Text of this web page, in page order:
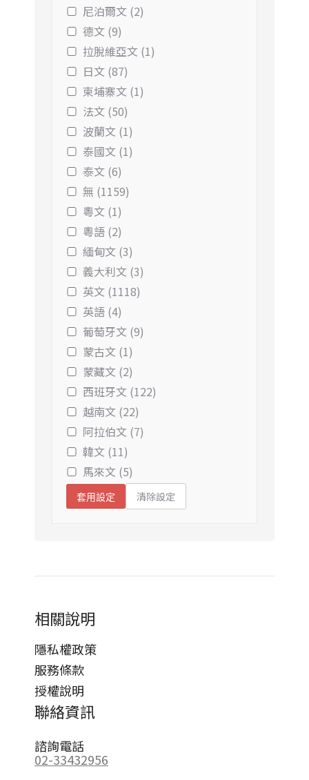
尼泊爾文 (2)
德文 (9)
拉脫維亞文 (1)
日文 (87)
柬埔寨文 (1)
法文 (50)
波蘭文 (1)
泰國文 (1)
泰文 (6)
無 (1159)
粵文 (1)
粵語 (2)
緬甸文 (3)
義大利文 (3)
英文 (1118)
英語 (4)
葡萄牙文 (9)
蒙古文 (1)
蒙藏文 (2)
西班牙文 (122)
越南文 (22)
阿拉伯文 (7)
韓文 (11)
馬來文 (5)
套用設定 清除設定
相關說明
隱私權政策
服務條款
授權說明
聯絡資訊
諮詢電話
02-33432956